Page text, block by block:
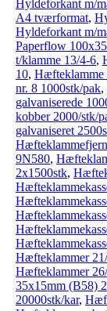
Hyldeforkant m/
A4 tværformat,
Hyldeforkant m/
Paperflow
t/klamme 13/4-6,
10, Hæfteklamme
nr. 8 1000stk/pak,
galvaniserede
kobber 2000/stk/
galvaniseret
9N580,
2x1500stk,
Hæfteklammer
Hæfteklammer
35x15mm (B58)
20000stk/kar,